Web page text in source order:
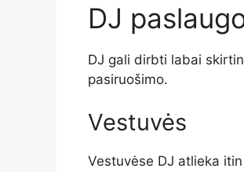
DJ
DJ gali dirbti labai
pasiruošimo.
Vestuvės
Vestuvėse DJ atlieka